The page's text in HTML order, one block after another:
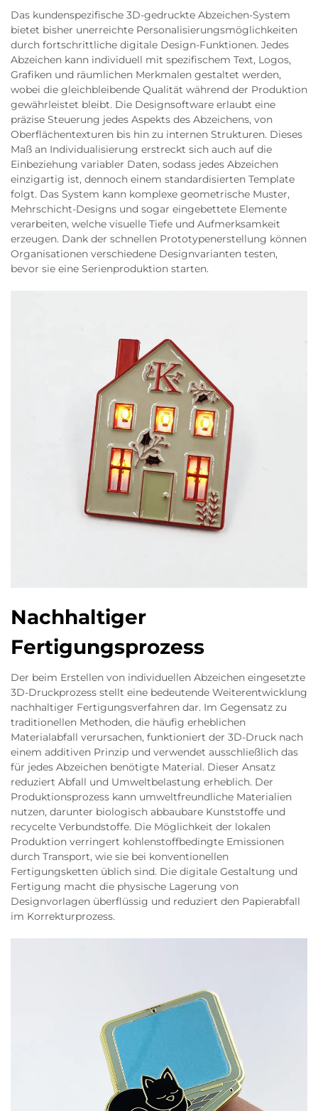
Das kundenspezifische 3D-gedruckte Abzeichen-System
bietet bisher unerreichte Personalisierungsmöglichkeiten
durch fortschrittliche digitale Design-Funktionen. Jedes
Abzeichen kann individuell mit spezifischem Text, Logos,
Grafiken und räumlichen Merkmalen gestaltet werden,
wobei die gleichbleibende Qualität während der Produktion
gewährleistet bleibt. Die Designsoftware erlaubt eine
präzise Steuerung jedes Aspekts des Abzeichens, von
Oberflächentexturen bis hin zu internen Strukturen. Dieses
Maß an Individualisierung erstreckt sich auch auf die
Einbeziehung variabler Daten, sodass jedes Abzeichen
einzigartig ist, dennoch einem standardisierten Template
folgt. Das System kann komplexe geometrische Muster,
Mehrschicht-Designs und sogar eingebettete Elemente
verarbeiten, welche visuelle Tiefe und Aufmerksamkeit
erzeugen. Dank der schnellen Prototypenerstellung können
Organisationen verschiedene Designvarianten testen,
bevor sie eine Serienproduktion starten.
Nachhaltiger
Fertigungsprozess
Der beim Erstellen von individuellen Abzeichen eingesetzte
3D-Druckprozess stellt eine bedeutende Weiterentwicklung
nachhaltiger Fertigungsverfahren dar. Im Gegensatz zu
traditionellen Methoden, die häufig erheblichen
Materialabfall verursachen, funktioniert der 3D-Druck nach
einem additiven Prinzip und verwendet ausschließlich das
für jedes Abzeichen benötigte Material. Dieser Ansatz
reduziert Abfall und Umweltbelastung erheblich. Der
Produktionsprozess kann umweltfreundliche Materialien
nutzen, darunter biologisch abbaubare Kunststoffe und
recycelte Verbundstoffe. Die Möglichkeit der lokalen
Produktion verringert kohlenstoffbedingte Emissionen
durch Transport, wie sie bei konventionellen
Fertigungsketten üblich sind. Die digitale Gestaltung und
Fertigung macht die physische Lagerung von
Designvorlagen überflüssig und reduziert den Papierabfall
im Korrekturprozess.